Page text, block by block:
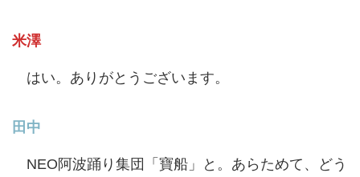
米澤
はい。ありがとうございます。
田中
NEO阿波踊り集団「寶船」と。あらためて、どう